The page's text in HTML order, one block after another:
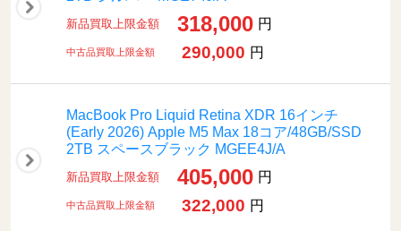
新品買取上限金額 318,000 円
中古品買取上限金額 290,000 円
MacBook Pro Liquid Retina XDR 16インチ
(Early 2026) Apple M5 Max 18コア/48GB/SSD
2TB スペースブラック MGEE4J/A
新品買取上限金額 405,000 円
中古品買取上限金額 322,000 円